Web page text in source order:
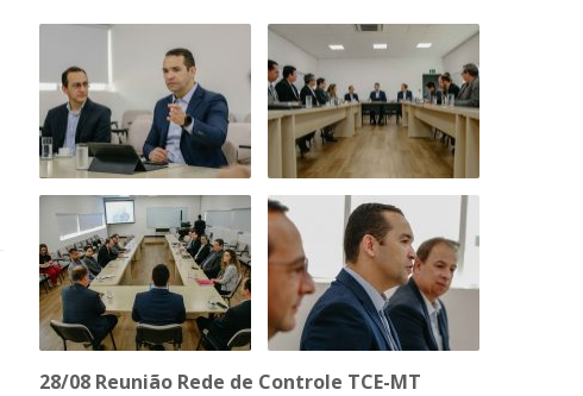
28/08 Reunião Rede de Controle TCE-MT